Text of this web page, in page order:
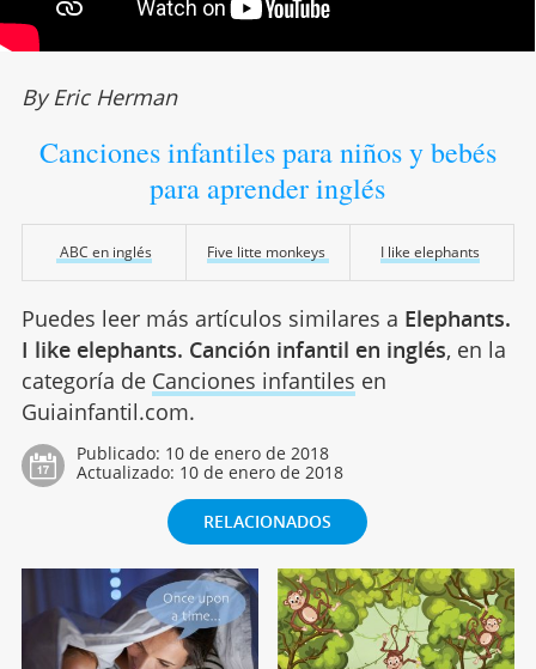
By Eric Herman
Canciones infantiles para niños y bebés
para aprender inglés
ABC en inglés Five litte monkeys I like elephants
Puedes leer más artículos similares a Elephants.
I like elephants. Canción infantil en inglés, en la
categoría de Canciones infantiles en
Guiainfantil.com.
Publicado: 10 de enero de 2018
Actualizado: 10 de enero de 2018
RELACIONADOS